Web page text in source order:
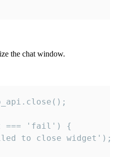
the chat window.
=== 'fail') {
to close widget');